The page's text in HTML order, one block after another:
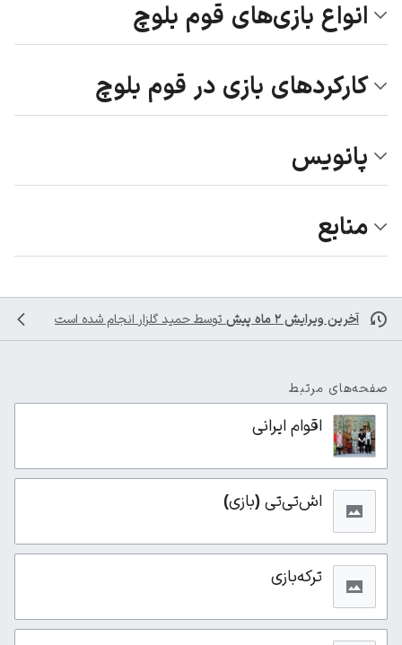
انواع بازی‌های قوم بلوچ
کارکردهای بازی در قوم بلوچ
پانویس
منابع
آخرین ویرایش ۲ ماه پیش توسط حمید گلزار انجام شده است
صفحه‌های مرتبط
اقوام ایرانی
اش‌تی‌تی (بازی)
ترکه‌بازی